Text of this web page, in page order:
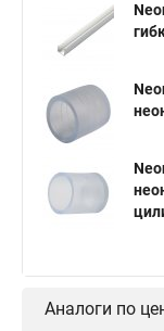
Аналоги по